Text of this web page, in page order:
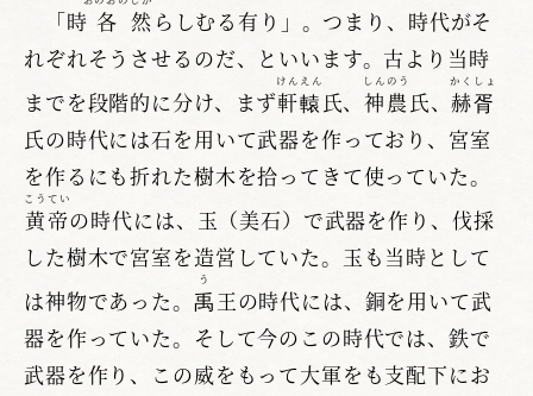
「時 各 然 らしむる有り」。つまり、時代がそ
れぞれそうさせるのだ、といいます。古より当時
までを段階的に分け、まず軒轅
けんえん
氏、神農
しんのう
氏、赫胥
かくしょ
氏の時代には石を用いて武器を作っており、宮室
を作るにも折れた樹木を拾ってきて使っていた。
黄帝
こうてい
の時代には、玉（美石）で武器を作り、伐採
した樹木で宮室を造営していた。玉も当時として
は神物であった。 禹
う
王の時代には、銅を用いて武
器を作っていた。そして今のこの時代では、鉄で
武器を作り、この威をもって大軍をも支配下にお